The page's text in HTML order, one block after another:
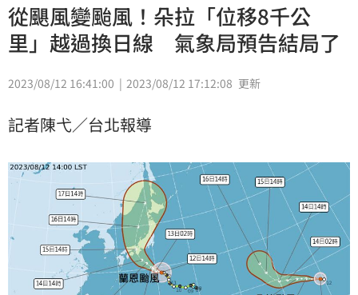
從颶風變颱風！朵拉「位移8千公
里」越過換日線 氣象局預告結局了
2023/08/12 16:41:00 2023/08/12 17:12:08 更新
記者陳弋／台北報導